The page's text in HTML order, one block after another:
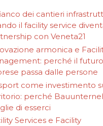
dei cantieri
il facility service
con Veneta21
armonica e
perché il
passa dalle persone
come investimento
perché
di esserci
Services e Facility